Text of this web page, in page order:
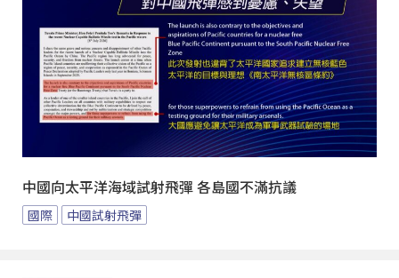
中國向太平洋海域試射飛彈 各島國不滿抗議
國際 中國試射飛彈